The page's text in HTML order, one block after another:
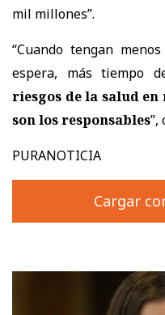
mil millones”.
“Cuando tengan
espera, más tiempo
riesgos de la salud en
son los responsables”,
PURANOTICIA
Cargar